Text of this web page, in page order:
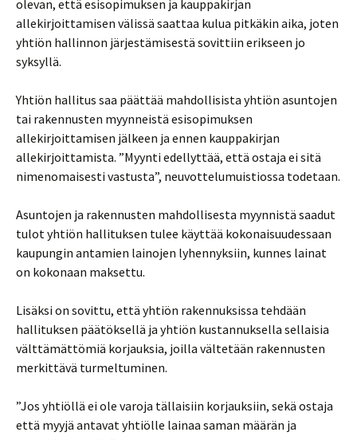
olevan, että esisopimuksen ja kauppakirjan
allekirjoittamisen välissä saattaa kulua pitkäkin aika, joten
yhtiön hallinnon järjestämisestä sovittiin erikseen jo
syksyllä.
Yhtiön hallitus saa päättää mahdollisista yhtiön asuntojen
tai rakennusten myynneistä esisopimuksen
allekirjoittamisen jälkeen ja ennen kauppakirjan
allekirjoittamista. ”Myynti edellyttää, että ostaja ei sitä
nimenomaisesti vastusta”, neuvottelumuistiossa todetaan.
Asuntojen ja rakennusten mahdollisesta myynnistä saadut
tulot yhtiön hallituksen tulee käyttää kokonaisuudessaan
kaupungin antamien lainojen lyhennyksiin, kunnes lainat
on kokonaan maksettu.
Lisäksi on sovittu, että yhtiön rakennuksissa tehdään
hallituksen päätöksellä ja yhtiön kustannuksella sellaisia
välttämättömiä korjauksia, joilla vältetään rakennusten
merkittävä turmeltuminen.
”Jos yhtiöllä ei ole varoja tällaisiin korjauksiin, sekä ostaja
että myyjä antavat yhtiölle lainaa saman määrän ja